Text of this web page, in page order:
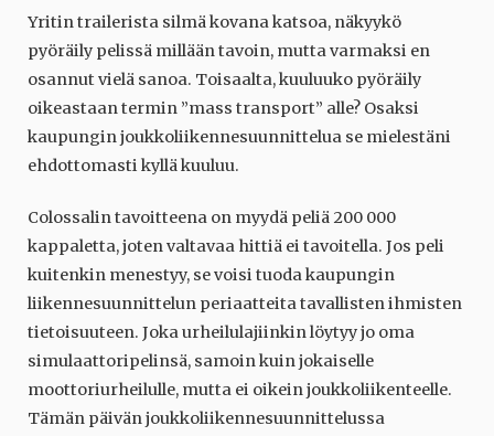
Yritin trailerista silmä kovana katsoa, näkyykö
pyöräily pelissä millään tavoin, mutta varmaksi en
osannut vielä sanoa. Toisaalta, kuuluuko pyöräily
oikeastaan termin ”mass transport” alle? Osaksi
kaupungin joukkoliikennesuunnittelua se mielestäni
ehdottomasti kyllä kuuluu.
Colossalin tavoitteena on myydä peliä 200 000
kappaletta, joten valtavaa hittiä ei tavoitella. Jos peli
kuitenkin menestyy, se voisi tuoda kaupungin
liikennesuunnittelun periaatteita tavallisten ihmisten
tietoisuuteen. Joka urheilulajiinkin löytyy jo oma
simulaattoripelinsä, samoin kuin jokaiselle
moottoriurheilulle, mutta ei oikein joukkoliikenteelle.
Tämän päivän joukkoliikennesuunnittelussa